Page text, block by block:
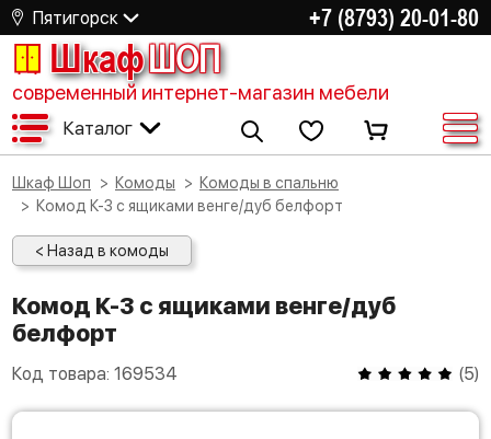
Пятигорск +7 (8793) 20-01-80
ШкафШОП
современный интернет-магазин мебели
Каталог
Шкаф Шоп Комоды
Комоды в спальню
Комод К-3 с ящиками венге/дуб белфорт
< Назад в комоды
Комод К-3 с ящиками венге/дуб
белфорт
Код товара: 169534 (5)